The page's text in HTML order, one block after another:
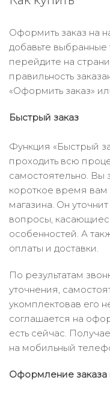
Оформить заказ на
добавьте выбранные
перейдите на
правильность
«Оформить заказ»
Быстрый заказ
Функция «Быстрый
проходить всю
самостоятельно. Вы
короткое время
магазина. Он
вопросы,
особенностей. А
оплаты и доставки.
По результатам
уточнения,
укомплектовав его
соглашается на
есть сейчас.
на мобильный
Оформление